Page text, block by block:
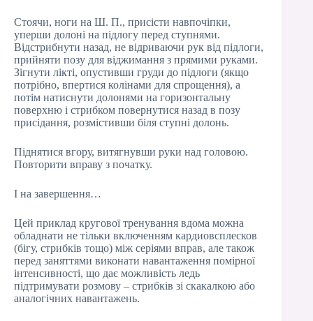
Стоячи, ноги на Ш. П., присісти навпочіпки,
уперши долоні на підлогу перед ступнями.
Відстрибнути назад, не відриваючи рук від підлоги,
прийняти позу для віджимання з прямими руками.
Зігнути лікті, опустивши груди до підлоги (якщо
потрібно, впертися колінами для спрощення), а
потім натиснути долонями на горизонтальну
поверхню і стрибком повернутися назад в позу
присідання, розмістивши біля ступні долонь.
Піднятися вгору, витягнувши руки над головою.
Повторити вправу з початку.
І на завершення…
Цей приклад кругової тренування вдома можна
обладнати не тільки включенням кардиовсплесков
(бігу, стрибків тощо) між серіями вправ, але також
перед заняттями виконати навантаження помірної
інтенсивності, що дає можливість ледь
підтримувати розмову – стрибків зі скакалкою або
аналогічних навантажень.